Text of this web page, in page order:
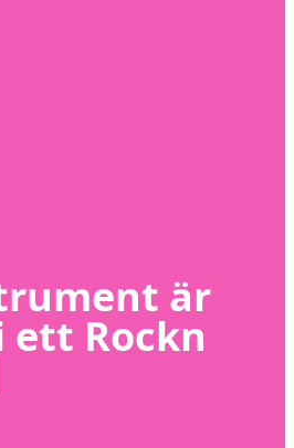
är
Rockn